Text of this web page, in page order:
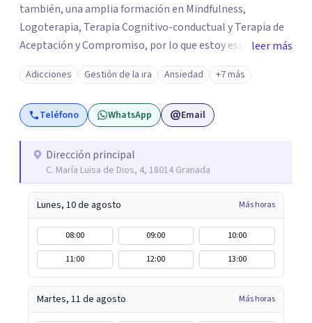
también, una amplia formación en Mindfulness,
Logoterapia, Terapia Cognitivo-conductual y Terapia de
Aceptación y Compromiso, por lo que estoy especializada
en educación emocional, gestión de la ira, problemas
relacionales, vacío existencial y autoestima. Trabajo
desde veinte años, tanto de forma presencial (Granada),
como online.
leer más
Adicciones Gestión de la ira Ansiedad +7 más
Teléfono WhatsApp Email
Dirección principal
C. María Luisa de Dios, 4, 18014 Granada
Lunes, 10 de agosto Más horas
08:00 09:00
10:00
11:00
12:00 13:00
Martes, 11 de agosto Más horas